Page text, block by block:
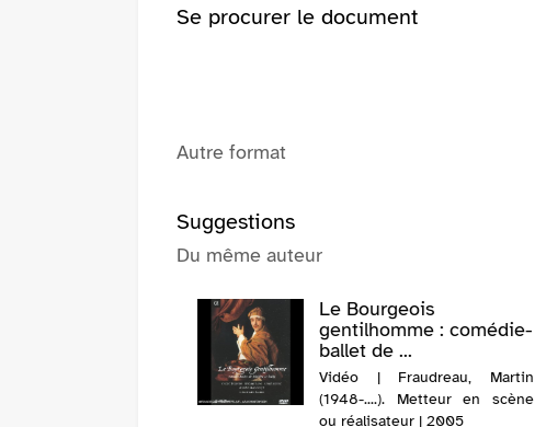
Se procurer le document
Autre format
Suggestions
Du même auteur
Le Bourgeois
gentilhomme : comédie-
ballet de ...
Vidéo | Fraudreau, Martin
(1948-....). Metteur en scène
ou réalisateur | 2005